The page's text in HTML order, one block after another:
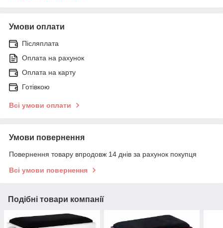
Умови оплати
Післяплата
Оплата на рахунок
Оплата на карту
Готівкою
Всі умови оплати
Умови повернення
Повернення товару впродовж 14 днів за рахунок покупця
Всі умови повернення
Подібні товари компанії